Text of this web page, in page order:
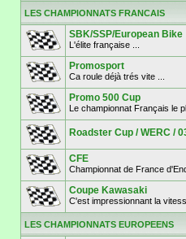
LES CHAMPIONNATS FRANCAIS
SBK/SSP/European Bike
L'élite française ...
Promosport
Ca roule déjà trés vite ...
Promo 500 Cup
Le championnat Français le
Roadster Cup / WERC /
CFE
Championnat de France
Coupe Kawasaki
C'est impressionnant la
LES CHAMPIONNATS EUROPEENS